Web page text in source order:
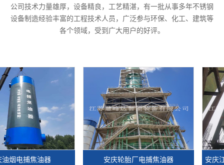
公司技术力量雄厚，设备精良，工艺精湛，有一批从事多年不锈钢
设备制造经验丰富的工程技术人员，广泛参与环保、化工、建筑等
各个领域，受到广大用户的好评。
焦油器 安庆轮胎厂电捕焦油器 安庆江苏沭